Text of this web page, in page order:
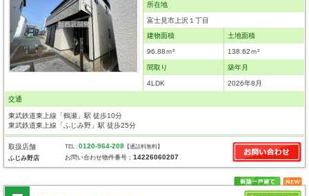
所在地
富士見市上沢１丁目
建物面積
96.88ｍ²
土地面積
138.62ｍ²
間取り
4LDK
築年月
2026年8月
交通
東武鉄道東上線「鶴瀬」駅 徒歩10分
東武鉄道東上線「ふじみ野」駅 徒歩25分
取扱店舗
ふじみ野店
TEL :0120-964-208 【通話料無料】
お問い合わせ物件番号：14226060207